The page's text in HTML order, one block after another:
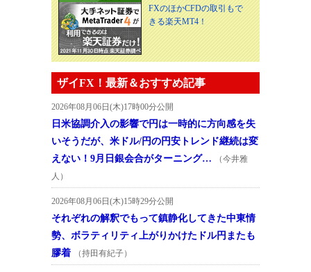
FXのほかCFDの取引もで
きる楽天MT4！
ザイFX！最新＆おすすめ記事
2026年08月06日(木)17時00分公開
日米協調介入の影響で円は一時的に方向感を失
いそうだが、米ドル/円の円安トレンド継続は変
えない！9月日銀会合がターニング…
（今井雅
人）
2026年08月06日(木)15時29分公開
それぞれの解釈でもって鎮静化してきた中東情
勢、ボラティリティ上がりかけたドル円またも
膠着
（持田有紀子）